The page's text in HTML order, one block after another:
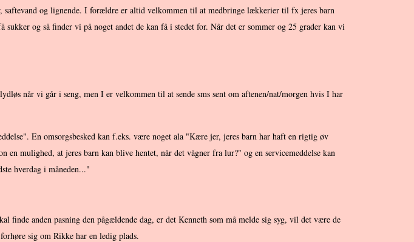
saftevand og lignende. I forældre er altid velkommen til at medbringe lækkerier til fx jeres barn
og så finder vi på noget andet de kan få i stedet for. Når det er sommer og 25 grader kan vi
når vi går i seng, men I er velkommen til at sende sms sent om aftenen/nat/morgen hvis I har
En omsorgsbesked kan f.eks. være noget ala "Kære jer, jeres barn har haft en rigtig øv
mulighed, at jeres barn kan blive hentet, når det vågner fra lur?" og en servicemeddelse kan
hverdag i måneden..."
anden pasning den pågældende dag, er det Kenneth som må melde sig syg, vil det være de
sig om Rikke har en ledig plads.